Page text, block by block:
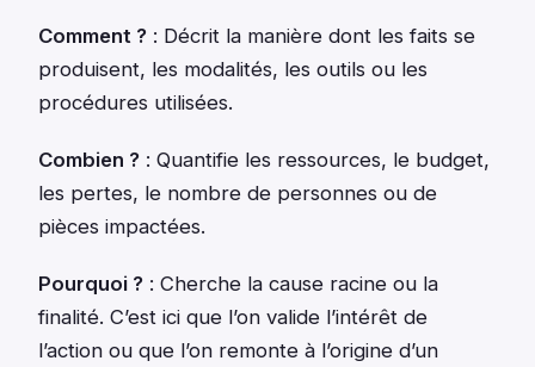
Comment ? : Décrit la manière dont les faits se
produisent, les modalités, les outils ou les
procédures utilisées.
Combien ? : Quantifie les ressources, le budget,
les pertes, le nombre de personnes ou de
pièces impactées.
Pourquoi ? : Cherche la cause racine ou la
finalité. C’est ici que l’on valide l’intérêt de
l’action ou que l’on remonte à l’origine d’un